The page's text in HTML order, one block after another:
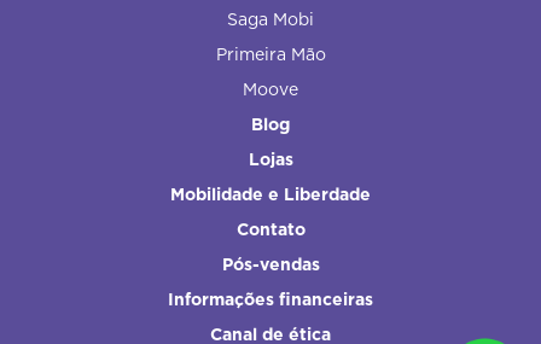
Saga Mobi
Primeira Mão
Moove
Blog
Lojas
Mobilidade e Liberdade
Contato
Pós-vendas
Informações financeiras
Canal de ética